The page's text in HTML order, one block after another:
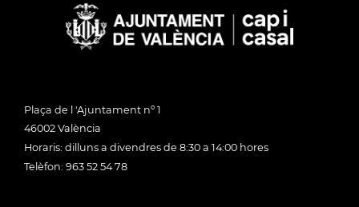
Plaça de l 'Ajuntament nº 1
46002 València
Horaris: dilluns a divendres de 8:30 a 14:00 hores
Telèfon: 963 52 54 78